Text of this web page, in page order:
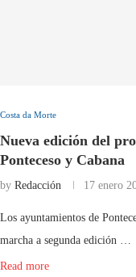
Costa da Morte
Nueva edición del
Ponteceso y Cabana
by Redacción 17 enero
Los ayuntamientos de
marcha a segunda edición …
Read more